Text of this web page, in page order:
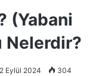
(Yabani
Nelerdir?
Eylül 2024 304